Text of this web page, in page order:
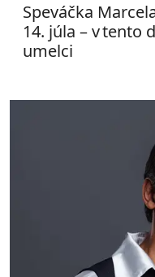
Speváčka
14. júla – v tento
umelci